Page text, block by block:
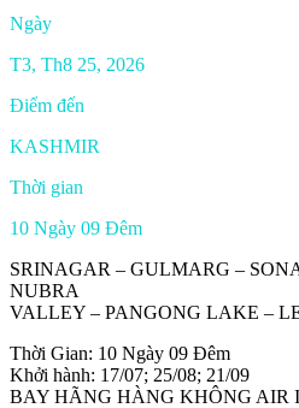
Ngày
T3, Th8 25, 2026
Điểm đến
KASHMIR
Thời gian
10 Ngày 09 Đêm
SRINAGAR – GULMARG –
NUBRA
VALLEY – PANGONG LAKE –
Thời Gian: 10 Ngày 09 Đêm
Khởi hành: 17/07; 25/08; 21/09
BAY HÃNG HÀNG KHÔNG AIR